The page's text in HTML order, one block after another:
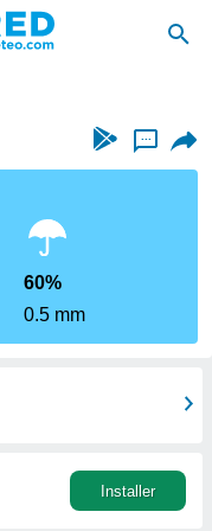
...
60%
0.5 mm
Installer